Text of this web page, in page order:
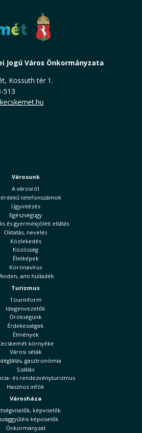
Jogú Város Önkormányzata
Kossuth tér 1.
513
Városunk
A városról
telefonszámok
Ügyintézés
Egészségügy
és gyermekjóléti ellátás
Oktatás, nevelés
Közlekedés
Közösség
Életképek
Koronavírus
ami hulladék
Turizmus
Tourinform
Idegenvezetők
Örökségünk
Érdekességek
Élmények
környéke
Városi séták
gasztronómia
Szállás
és rendezvényturizmus
Hasznos infók
Városháza
képviselők
képviselők
Önkormányzat